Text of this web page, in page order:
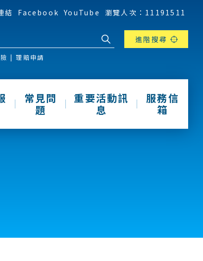
結 Facebook YouTube 瀏覽人次：11191511
進階搜尋
理賠申請
常見問
題
重要活動訊
息
服務信
箱